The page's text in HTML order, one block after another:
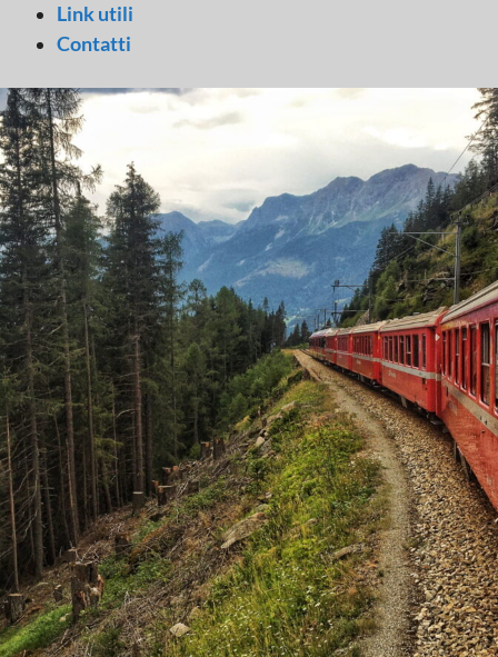
Link utili
Contatti